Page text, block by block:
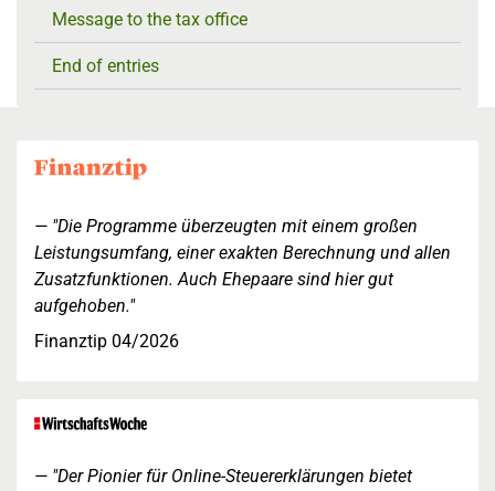
Message to the tax office
End of entries
"Die Programme überzeugten mit einem großen
Leistungsumfang, einer exakten Berechnung und allen
Zusatzfunktionen. Auch Ehepaare sind hier gut
aufgehoben."
Finanztip 04/2026
"Der Pionier für Online-Steuererklärungen bietet